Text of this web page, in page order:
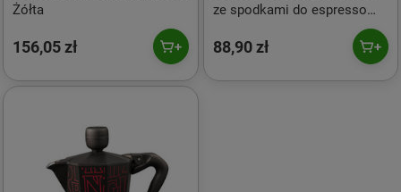
Żółta
156,05 zł
ze spodkami do espresso
88,90 zł